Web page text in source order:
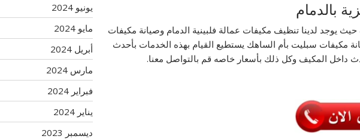
بالدمام
يوجد لدينا تنظيف مكيفات عمالة فلبينية الدمام وصيانة مكيفات
مكيفات سبليت بأم الساهك يستطيع القيام بهذه الخدمات بأحدث
داخل المكيف وكل ذلك بأسعار خاصه قم بالتواصل معنا.
يونيو 2024
مايو 2024
أبريل 2024
مارس 2024
فبراير 2024
يناير 2024
ديسمبر 2023